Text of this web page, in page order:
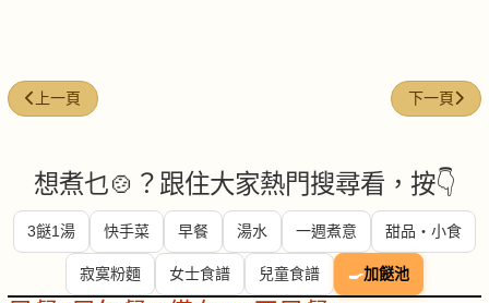
上一篇文章: 鮮蝦嫩肉丸生菜粥
上一頁 下一篇文章
下一頁
想煮乜🍲？跟住大家熱門搜尋看，按👇
3餸1湯 快手菜 早餐 湯水 一週煮意 甜品・小食
寂寞粉麵 女士食譜 兒童食譜 🍳加餸池